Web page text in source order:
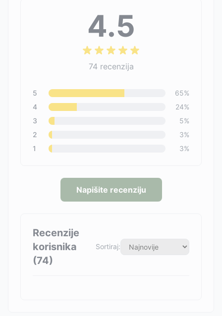
4.5
74 recenzija
5 65%
4
24%
3
5%
2
3%
1
3%
Napišite recenziju
Recenzije
korisnika
(74)
Sortiraj: